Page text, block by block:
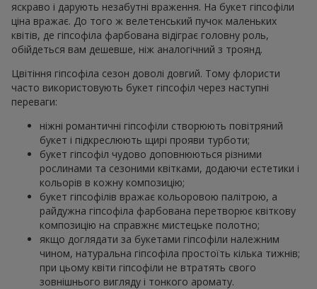
яскраво і дарують незабутні враження. На букет гіпсофіли
ціна вражає. До того ж велетенський пучок маленьких
квітів, де гіпсофіла фарбована відіграє головну роль,
обійдеться вам дешевше, ніж аналогічний з троянд.
Цвітіння гіпсофіла сезон доволі довгий. Тому флористи
часто використовують букет гіпсофіл через наступні
переваги:
ніжні романтичні гіпсофіли створюють повітряний
букет і підкреслюють щирі прояви турботи;
букет гіпсофіл чудово доповнюються різними
рослинами та сезоними квітками, додаючи естетики і
кольорів в кожну композицію;
букет гіпсофілів вражає кольоровою палітрою, а
райдужна гіпсофіла фарбована перетворює квіткову
композицію на справжнє мистецьке полотно;
якщо доглядати за букетами гіпсофіли належним
чином, натуральна гіпсофіла простоїть кілька тижнів;
при цьому квіти гіпсофіли не втратять свого
зовнішнього вигляду і тонкого аромату.